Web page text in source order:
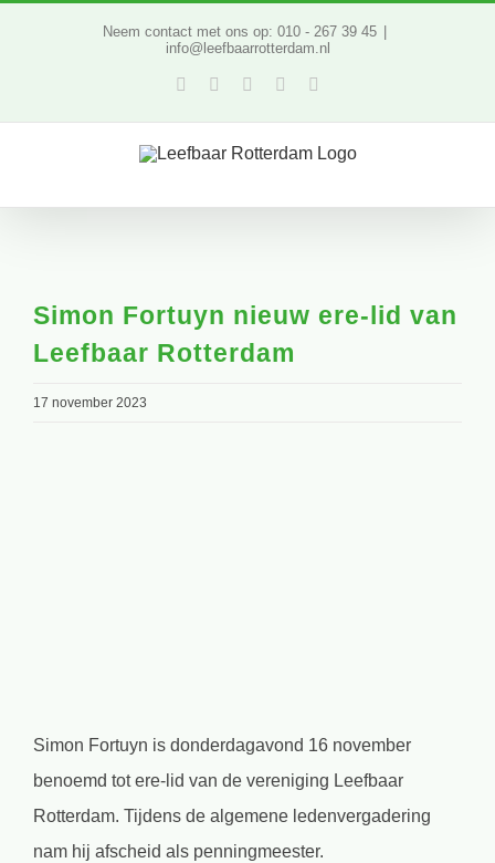
Neem contact met ons op: 010 - 267 39 45
info@leefbaarrotterdam.nl
Facebook
TwitterYouTubeLinkedIn
Simon Fortuyn nieuw ere-lid van
Leefbaar Rotterdam
17 november 2023
Simon Fortuyn is donderdagavond 16 november
benoemd tot ere-lid van de vereniging Leefbaar
Rotterdam. Tijdens de algemene ledenvergadering
nam hij afscheid als penningmeester.